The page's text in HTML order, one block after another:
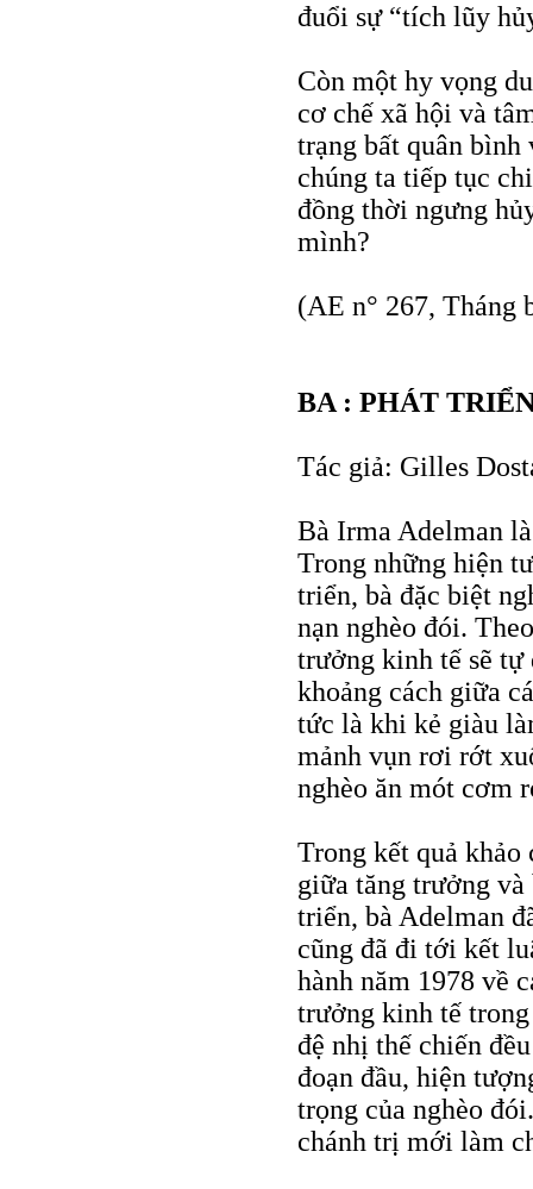
đuổi sự “tích lũy
Còn một hy vọng
cơ chế xã hội và
trạng bất quân
chúng ta tiếp tục
đồng thời ngưng
mình?
(AE n° 267, Tháng
BA : PHÁT
Tác giả: Gilles
Bà Irma Adelman
Trong những hiện
triển, bà đặc biệt
nạn nghèo đói.
trưởng kinh tế sẽ tự
khoảng cách giữa
tức là khi kẻ giàu
mảnh vụn rơi rớt
nghèo ăn mót cơm
Trong kết quả khảo
giữa tăng trưởng và
triển, bà Adelman
cũng đã đi tới kết
hành năm 1978 về
trưởng kinh tế
đệ nhị thế chiến
đoạn đầu, hiện
trọng của nghèo
chánh trị mới làm